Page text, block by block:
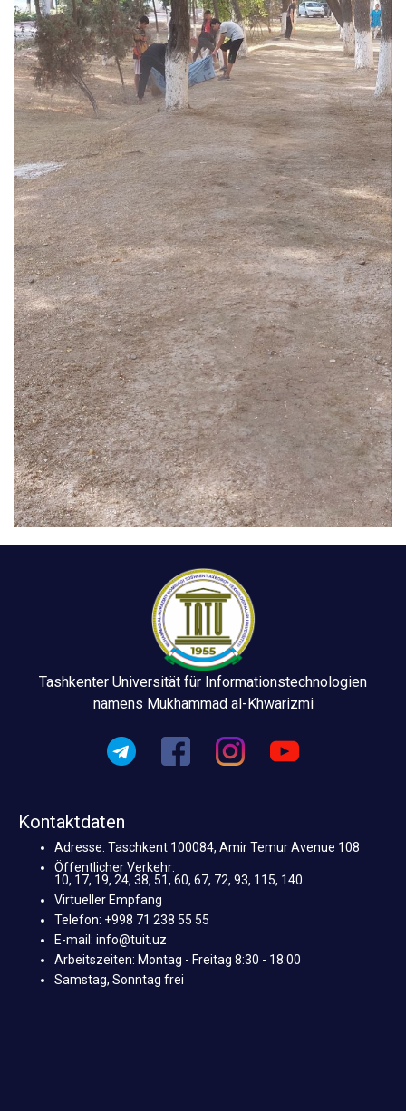
Tashkenter Universität für Informationstechnologien
namens Mukhammad al-Khwarizmi
Kontaktdaten
Adresse: Taschkent 100084, Amir Temur Avenue 108
Öffentlicher Verkehr:
10, 17, 19, 24, 38, 51, 60, 67, 72, 93, 115, 140
Virtueller Empfang
Telefon: +998 71 238 55 55
E-mail: info@tuit.uz
Arbeitszeiten: Montag - Freitag 8:30 - 18:00
Samstag, Sonntag frei